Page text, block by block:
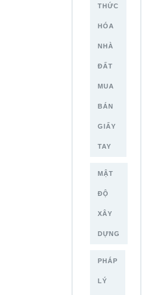
THỨC
HÓA
NHÀ
ĐẤT
MUA
BÁN
GIẤY
TAY
MẬT
ĐỘ
XÂY
DỰNG
PHÁP
LÝ